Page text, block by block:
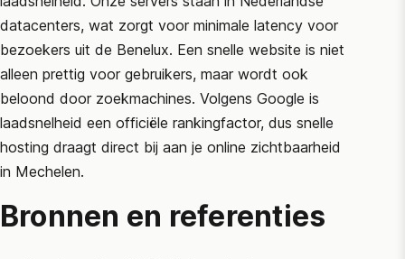
datacenters, wat zorgt voor minimale latency voor
bezoekers uit de Benelux. Een snelle website is niet
alleen prettig voor gebruikers, maar wordt ook
beloond door zoekmachines. Volgens Google is
laadsnelheid een officiële rankingfactor, dus snelle
hosting draagt direct bij aan je online zichtbaarheid
in Mechelen.
Bronnen en referenties